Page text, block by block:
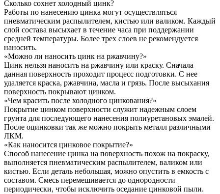
Сколько сохнет холодный цинк?
Работы по нанесению цинка могут осуществляться
пневматическим распылителем, кистью или валиком. Каждый
слой состава высыхает в течение часа при поддержании
средней температуры. Более трех слоев не рекомендуется
наносить.
«Можно ли наносить цинк на ржавчину?»
Цинк нельзя наносить на ржавчину или краску. Сначала
данная поверхность проходит процесс подготовки. С нее
удаляется краска, ржавчина, масла и грязь. После высыхания
поверхность покрывают цинком.
«Чем красить после холодного цинкования?»
Покрытие цинком поверхности служит надежным слоем
грунта для последующего нанесения полиуретановых эмалей.
После оцинковки так же можно покрыть металл различными
ЛКМ.
«Как наносится цинковое покрытие?»
Способ нанесение цинка на поверхность похож на покраску,
выполняется пневматическим распылителем, валиком или
кистью. Если деталь небольшая, можно опустить в емкость с
составом. Смесь перемешивается до однородности
периодически, чтобы исключить оседание цинковой пыли.